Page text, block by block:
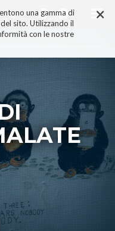
×
una gamma di
sito. Utilizzando il
con le nostre